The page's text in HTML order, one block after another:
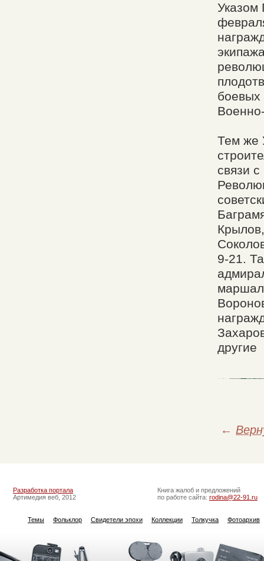
Указом
боевых
Тем же
связи
9-21.
другие
←
Разработка портала
Артимедия веб, 2012
Книга жалоб и предложений
по работе сайта: rodina@22-91.ru
Темы Фольклор Свидетели эпохи Коллекции Толкучка Фотоархив